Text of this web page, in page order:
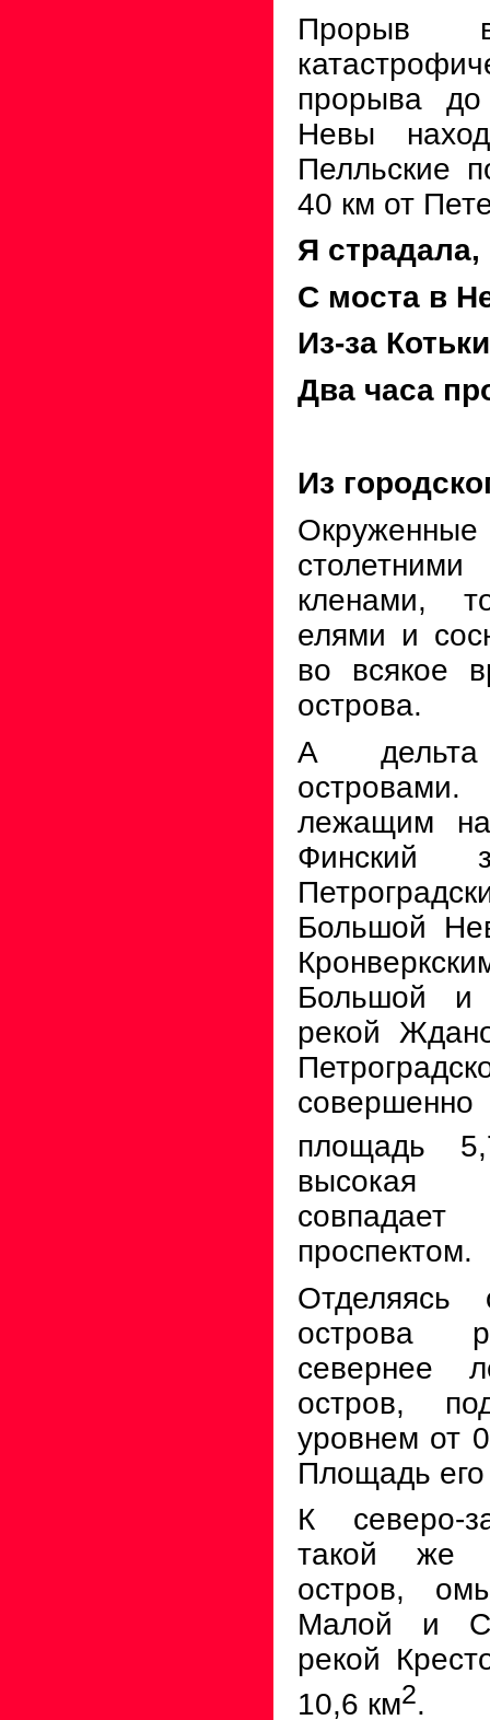
Прорыв
прорыва
Невы
Пелльские
40 км от
Я страдала,
С моста в
Из-за
Два часа
Из
кленами,
елями и
во всякое
острова.
А
лежа­щим
Финский
Большой
Большой
рекой
площадь
высокая
проспектом.
Отделяясь
острова
севернее
остров,
уровнем от
Площадь его
К северо-
такой же
остров,
Малой и
рекой
10,6 км2.